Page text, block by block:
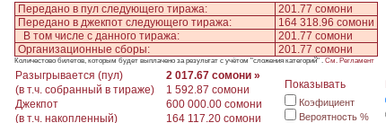
Передано в пул следующего тиража:
201.77 сомони
Передано в джекпот следующего тиража:
164 318.96 сомони
В том числе с данного тиража:
201.77 сомони
Организационные сборы:
201.77 сомони
Количестово билетов, которым будет выплачено за результат с учётом "сложения категорий" . См. Регламент
Разыгрывается (пул)
2 017.67 сомони »
(в т.ч. собранный в тираже)
1 592.87 сомони
Джекпот
600 000.00 сомони
(в т.ч. накопленный)
164 117.20 сомони
Показывать
Коэфициент
Вероятность %